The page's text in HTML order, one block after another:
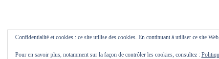
Confidentialité et cookies : ce site utilise des cookies. En continuant à utiliser ce site
Pour en savoir plus, notamment sur la façon de contrôler les cookies, consultez :